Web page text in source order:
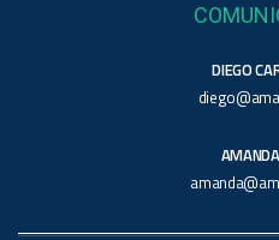
DIEGO